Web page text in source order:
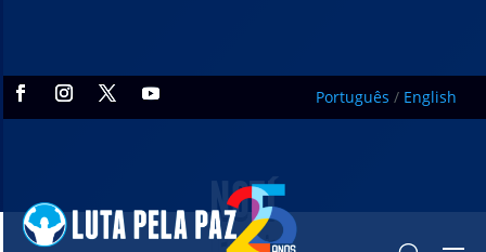
Português / English
NOTÍ